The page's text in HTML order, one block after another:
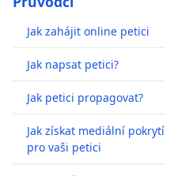
Jak zahájit online petici
Jak napsat petici?
Jak petici propagovat?
Jak získat mediální pokrytí
pro vaši petici